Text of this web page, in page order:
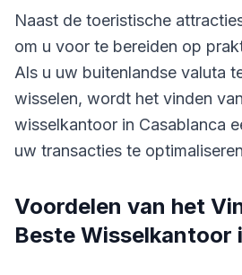
Naast de toeristische
om u voor te bereiden op
Als u uw buitenlandse valuta
wisselen, wordt het vinden
wisselkantoor in Casablanca
uw transacties te
Voordelen van het
Beste Wisselkantoor